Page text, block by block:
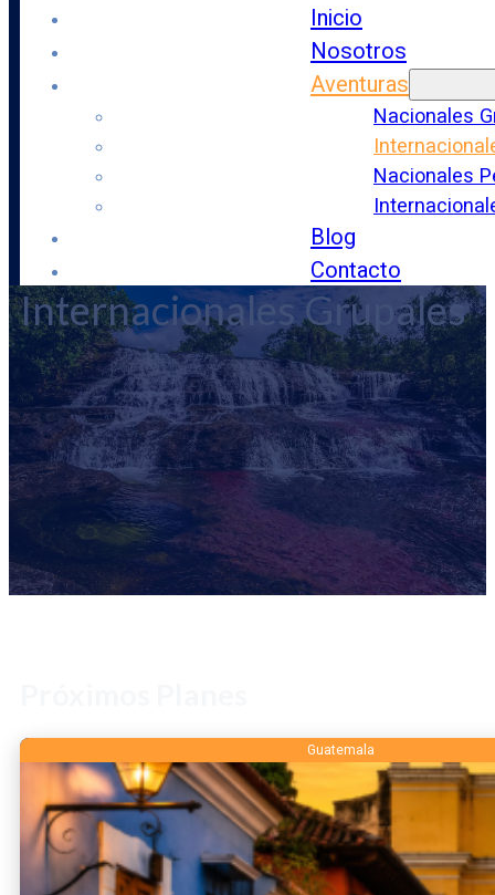
Inicio
Nosotros
Aventuras
Nacionales
Nacionales
Blog
Contacto
Internacionales Grupales
DESTINOS Guatemala